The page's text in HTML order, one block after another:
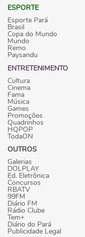
ESPORTE
Esporte Pará
Brasil
Copa do Mundo
Mundo
Remo
Paysandu
ENTRETENIMENTO
Cultura
Cinema
Fama
Música
Games
Promoções
Quadrinhos
HQPOP
TodaON
OUTROS
Galerias
DOLPLAY
Ed. Eletrônica
Concursos
RBATV
99FM
Diário FM
Rádio Clube
Tem+
Diário do Pará
Publicidade Legal